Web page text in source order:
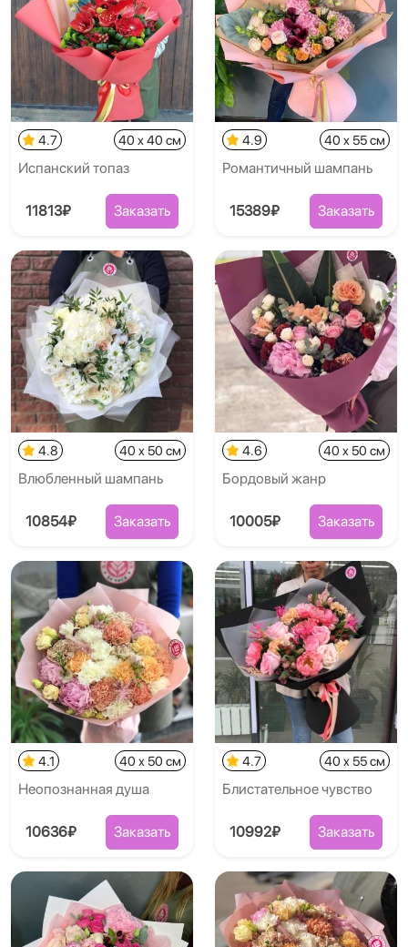
4.7 40 x 40 см
Испанский топаз
11813₽ Заказать
4.9 40 x 55 см
Романтичный шампань
15389₽ Заказать
4.8 40 x 50 см
Влюбленный шампань
10854₽ Заказать
4.6 40 x 50 см
Бордовый жанр
10005₽ Заказать
4.1 40 x 50 см
Неопознанная душа
10636₽ Заказать
4.7 40 x 55 см
Блистательное чувство
10992₽ Заказать